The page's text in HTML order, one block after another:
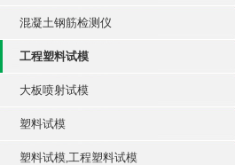
混凝土钢筋检测仪
工程塑料试模
大板喷射试模
塑料试模
塑料试模,工程塑料试模